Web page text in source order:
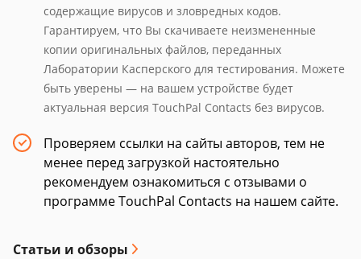
содержащие вирусов и зловредных кодов.
Гарантируем, что Вы скачиваете неизмененные
копии оригинальных файлов, переданных
Лаборатории Касперского для тестирования. Можете
быть уверены — на вашем устройстве будет
актуальная версия TouchPal Contacts без вирусов.
Проверяем ссылки на сайты авторов, тем не
менее перед загрузкой настоятельно
рекомендуем ознакомиться с отзывами о
программе TouchPal Contacts на нашем сайте.
Статьи и обзоры